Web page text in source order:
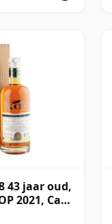
43 jaar oud,
2021, Cask